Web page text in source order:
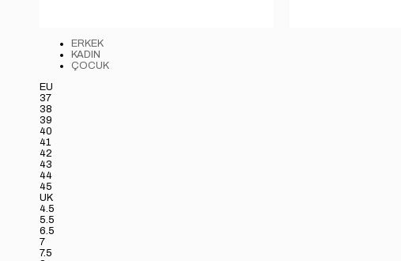
ERKEK
KADIN
ÇOCUK
EU
37
38
39
40
41
42
43
44
45
UK
4.5
5.5
6.5
7
7.5